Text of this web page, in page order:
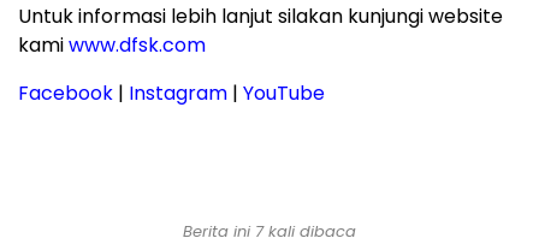
Untuk informasi lebih lanjut silakan kunjungi website
kamiwww.dfsk.com
Facebook | Instagram | YouTube
Berita ini 7 kali dibaca